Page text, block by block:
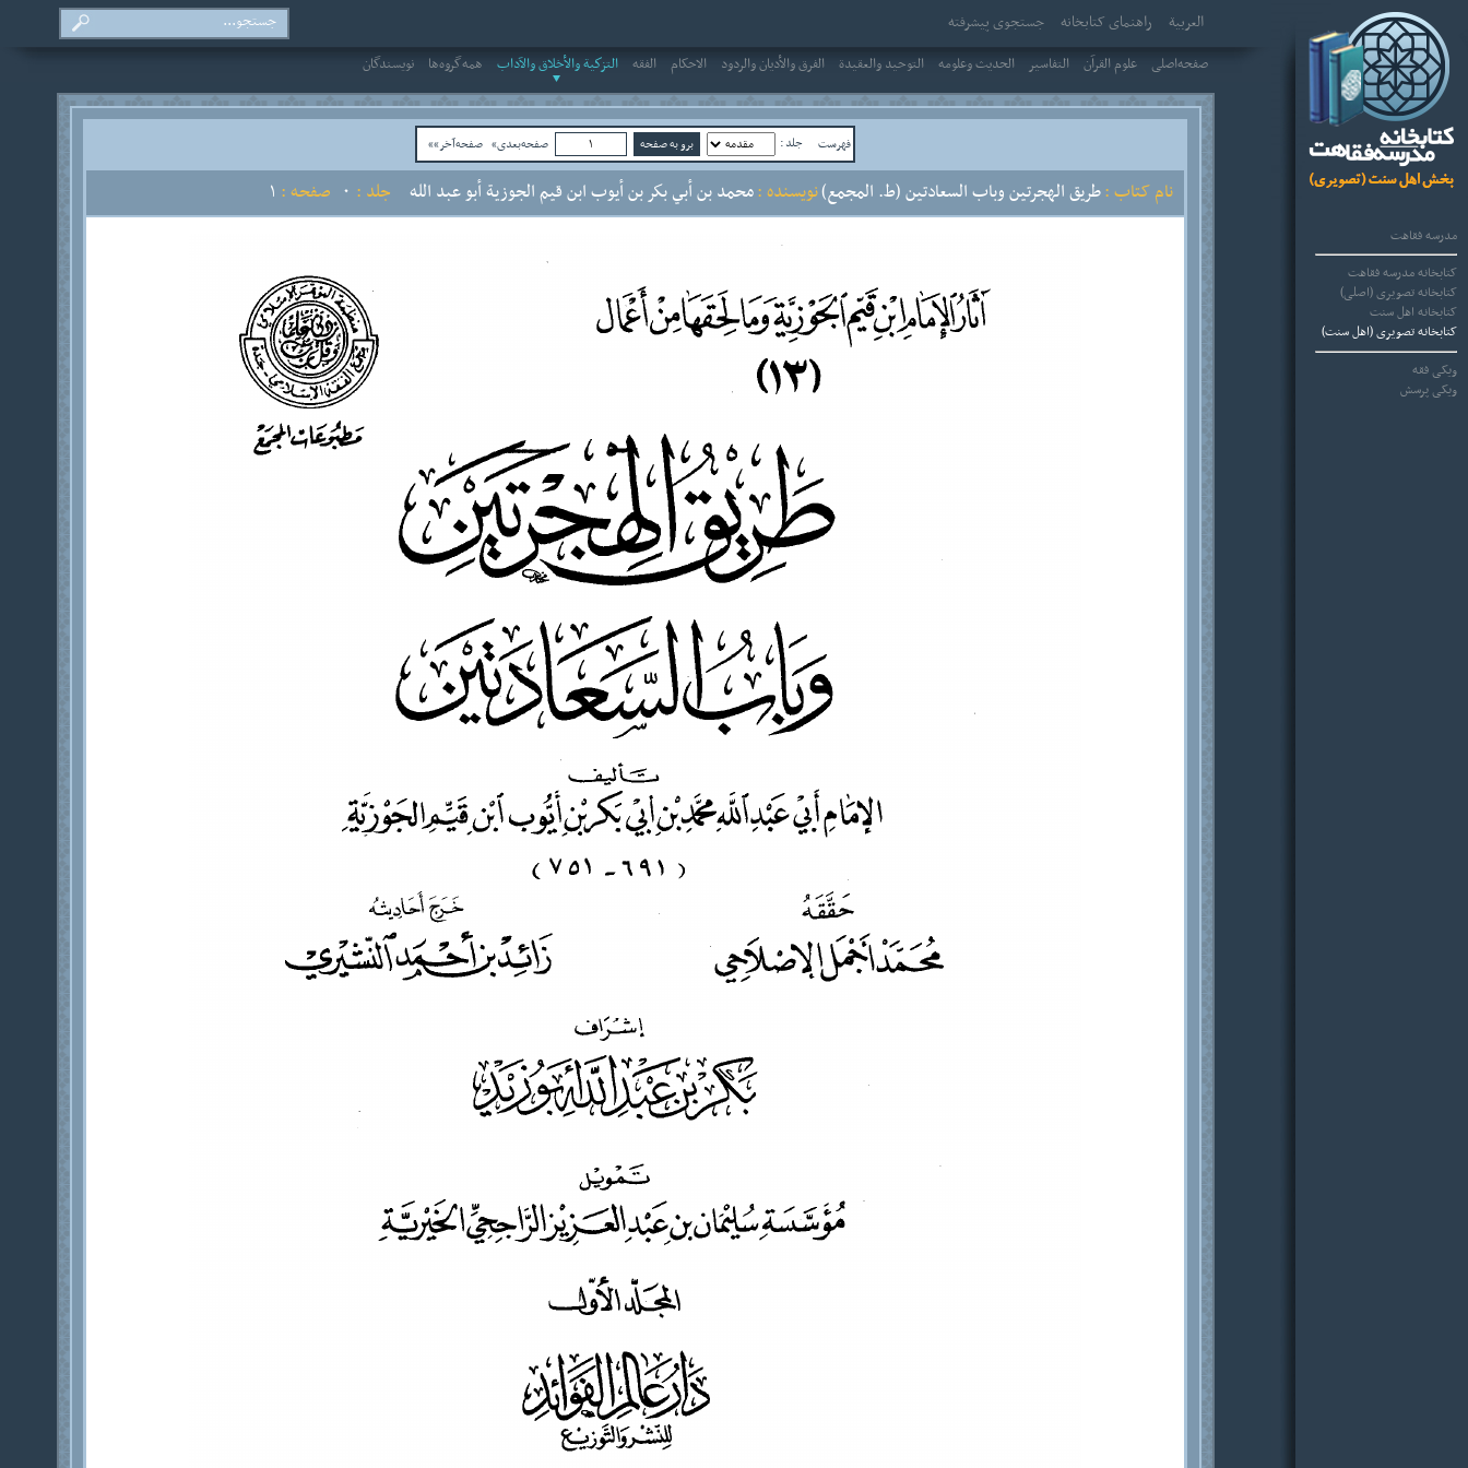
مدرسه فقاهت
کتابخانه مدرسه فقاهت
کتابخانه تصویری (اصلی)
کتابخانه اهل سنت
کتابخانه تصویری (اهل سنت)
ویکی فقه
ویکی پرسش
العربیة راهنمای کتابخانه
جستجوی پیشرفته
صفحه‌اصلی علوم القرآن التفاسير الحديث وعلومه التوحيد والعقيدة الفرق والأديان والردود الاحکام الفقه التزكية والأخلاق والآداب همه‌گروه‌ها نویسندگان
فهرست جلد : صفحه‌بعدی» صفحه‌آخر»»
نام کتاب :طريق الهجرتين وباب السعادتين (ط. المجمع)نویسنده :محمد بن أبي بكر بن أيوب ابن قيم الجوزية أبو عبد الله جلد : صفحه :